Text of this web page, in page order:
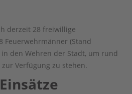
derzeit 28 freiwillige
Feuerwehrmänner (Stand
den Wehren der Stadt, um rund
Verfügung zu stehen.